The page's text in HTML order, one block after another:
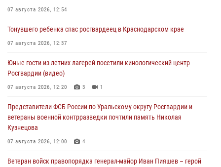
07 августа 2026, 12:54
Тонувшего ребенка спас росгвардеец в Краснодарском крае
07 августа 2026, 12:37
Юные гости из летних лагерей посетили кинологический центр
Росгвардии (видео)
07 августа 2026, 12:20 3 1
Представители ФСБ России по Уральскому округу Росгвардии и
ветераны военной контрразведки почтили память Николая
Кузнецова
07 августа 2026, 12:00 4
Ветеран войск правопорядка генерал-майор Иван Пияшев – герой